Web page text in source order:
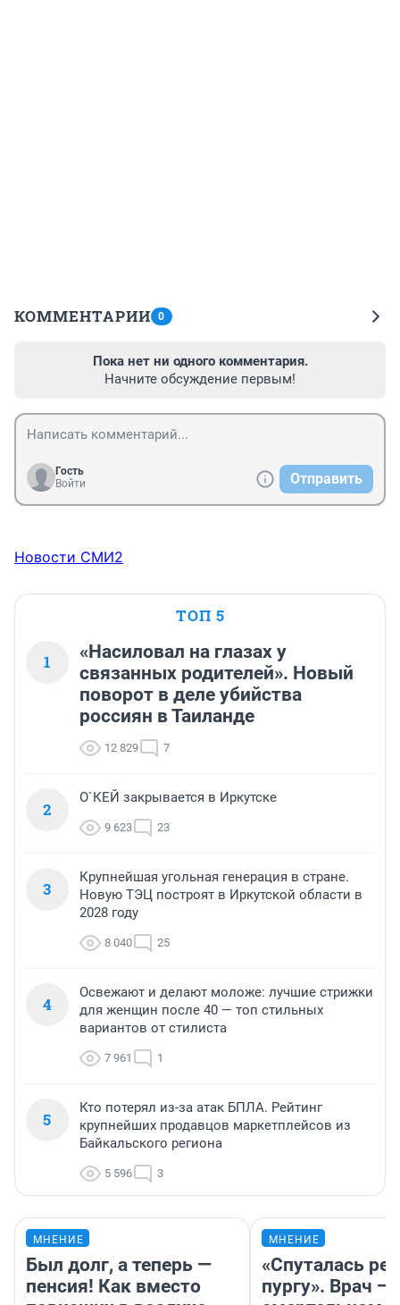
КОММЕНТАРИИ 0
Пока нет ни одного комментария.
Начните обсуждение первым!
Гость
Войти
Отправить
Новости СМИ2
ТОП 5
1
«Насиловал на глазах у
связанных родителей». Новый
поворот в деле убийства
россиян в Таиланде
12 829 7
2
О`КЕЙ закрывается в Иркутске
9 623 23
3
Крупнейшая угольная генерация в стране.
Новую ТЭЦ построят в Иркутской области в
2028 году
8 040 25
4
Освежают и делают моложе: лучшие стрижки
для женщин после 40 — топ стильных
вариантов от стилиста
7 961 1
5
Кто потерял из-за атак БПЛА. Рейтинг
крупнейших продавцов маркетплейсов из
Байкальского региона
5 596 3
МНЕНИЕ
Был долг, а теперь —
пенсия! Как вместо
МНЕНИЕ
«Спуталась
пургу». Врач —